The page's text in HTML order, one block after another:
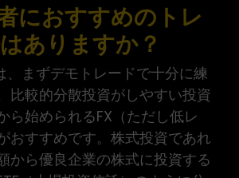
におすすめのトレ
ありますか？
、まずデモトレードで十分に練
比較的分散投資がしやすい投資
ら始められるFX（ただし低レ
おすすめです。株式投資であれ
から優良企業の株式に投資する